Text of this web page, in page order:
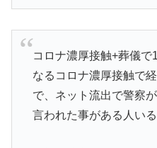
コロナ濃厚接触+葬儀
なるコロナ濃厚接触で
で、ネット流出で警察
言われた事がある人いる